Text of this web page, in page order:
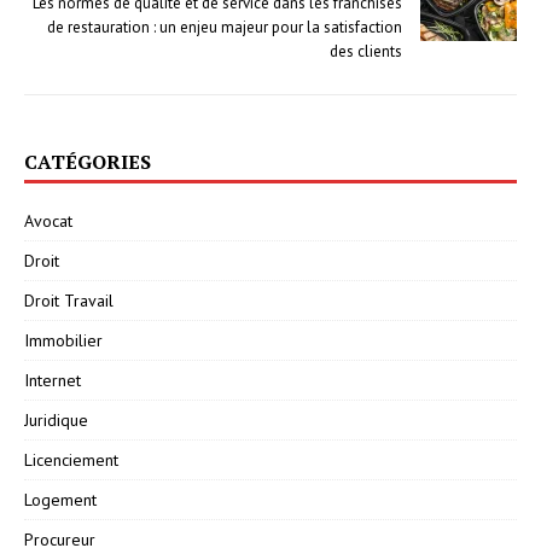
de restauration : un enjeu majeur pour la satisfaction
des clients
CATÉGORIES
Avocat
Droit
Droit Travail
Immobilier
Internet
Juridique
Licenciement
Logement
Procureur